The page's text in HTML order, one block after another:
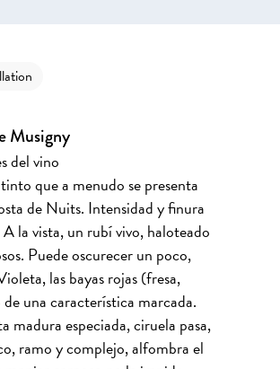
Musigny
del vino
que a menudo se presenta
de Nuits. Intensidad y finura
la vista, un rubí vivo, haloteado
Puede oscurecer un poco,
las bayas rojas (fresa,
una característica marcada.
madura especiada, ciruela pasa,
ramo y complejo, alfombra el